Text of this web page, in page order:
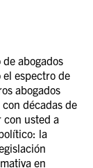
abogados
espectro de
abogados
décadas de
usted a
la
en